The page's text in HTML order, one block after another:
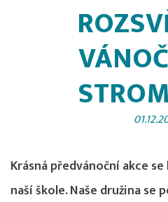
Krásná předvánoční akce se
naší škole. Naše družina se